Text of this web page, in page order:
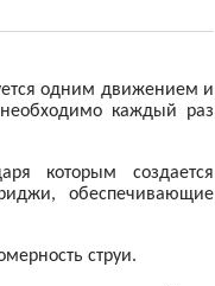
одним движением и
каждый раз
которым создается
обеспечивающие
струи.